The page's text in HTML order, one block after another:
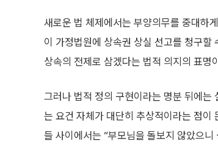
새로운 법 체제에서는 부양의무를 중대하
이 가정법원에 상속권 상실 선고를 청구할
상속의 전제로 삼겠다는 법적 의지의 표명
그러나 법적 정의 구현이라는 명분 뒤에는
는 요건 자체가 대단히 추상적이라는 점이
들 사이에서는 “부모님을 돌보지 않았으